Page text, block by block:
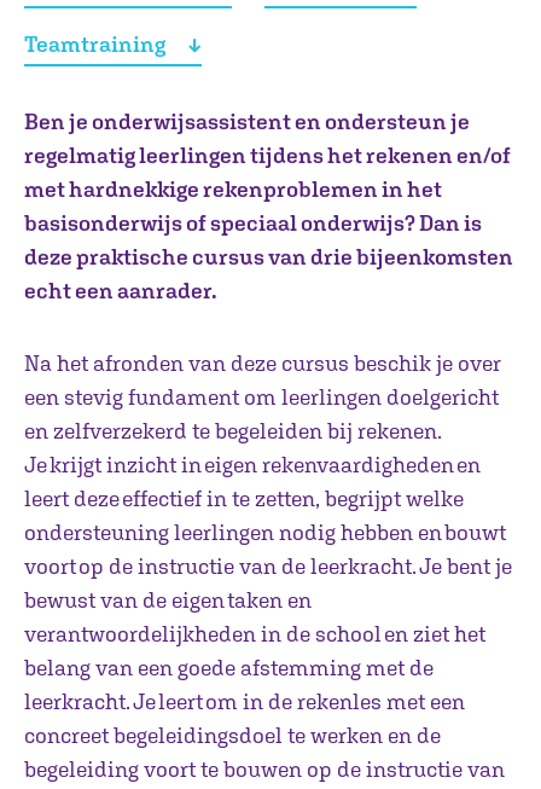
Teamtraining
Ben je onderwijsassistent en ondersteun je
regelmatig leerlingen tijdens het rekenen en/of
met hardnekkige rekenproblemen in het
basisonderwijs of speciaal onderwijs? Dan is
deze praktische cursus van drie bijeenkomsten
echt een aanrader.
Na het afronden van deze cursus beschik je over
een stevig fundament om leerlingen doelgericht
en zelfverzekerd te begeleiden bij rekenen.
Je krijgt inzicht in eigen rekenvaardigheden en
leert deze effectief in te zetten, begrijpt welke
ondersteuning leerlingen nodig hebben en bouwt
voort op de instructie van de leerkracht. Je bent je
bewust van de eigen taken en
verantwoordelijkheden in de school en ziet het
belang van een goede afstemming met de
leerkracht. Je leert om in de rekenles met een
concreet begeleidingsdoel te werken en de
begeleiding voort te bouwen op de instructie van